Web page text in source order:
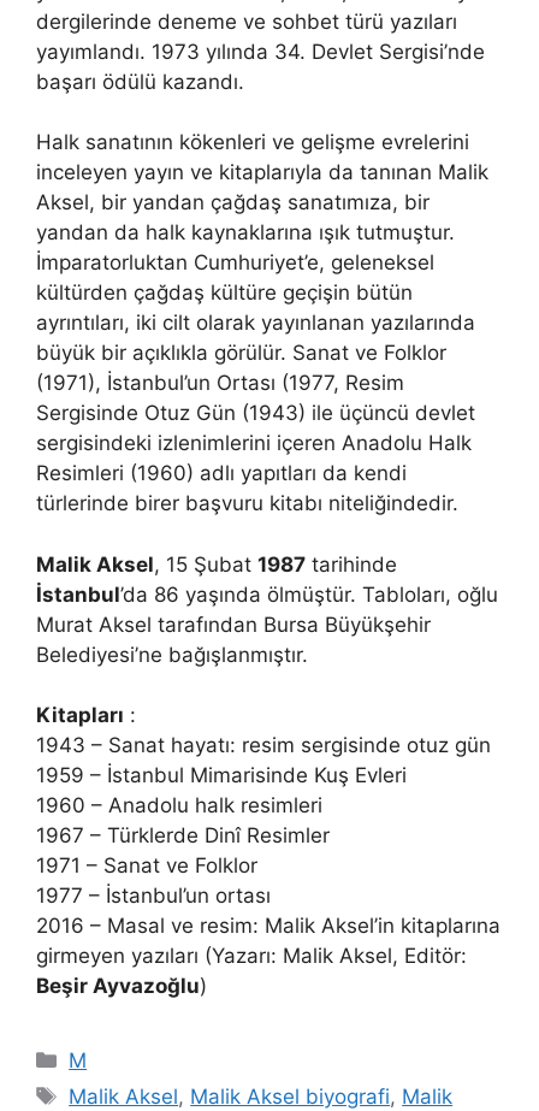
dergilerinde deneme ve sohbet türü yazıları
yayımlandı. 1973 yılında 34. Devlet Sergisi’nde
başarı ödülü kazandı.
Halk sanatının kökenleri ve gelişme evrelerini
inceleyen yayın ve kitaplarıyla da tanınan Malik
Aksel, bir yandan çağdaş sanatımıza, bir
yandan da halk kaynaklarına ışık tutmuştur.
İmparatorluktan Cumhuriyet’e, geleneksel
kültürden çağdaş kültüre geçişin bütün
ayrıntıları, iki cilt olarak yayınlanan yazılarında
büyük bir açıklıkla görülür. Sanat ve Folklor
(1971), İstanbul’un Ortası (1977, Resim
Sergisinde Otuz Gün (1943) ile üçüncü devlet
sergisindeki izlenimlerini içeren Anadolu Halk
Resimleri (1960) adlı yapıtları da kendi
türlerinde birer başvuru kitabı niteliğindedir.
Malik Aksel, 15 Şubat 1987 tarihinde
İstanbul’da 86 yaşında ölmüştür. Tabloları, oğlu
Murat Aksel tarafından Bursa Büyükşehir
Belediyesi’ne bağışlanmıştır.
Kitapları :
1943 – Sanat hayatı: resim sergisinde otuz gün
1959 – İstanbul Mimarisinde Kuş Evleri
1960 – Anadolu halk resimleri
1967 – Türklerde Dinî Resimler
1971 – Sanat ve Folklor
1977 – İstanbul’un ortası
2016 – Masal ve resim: Malik Aksel’in kitaplarına
girmeyen yazıları (Yazarı: Malik Aksel, Editör:
Beşir Ayvazoğlu)
Kategoriler
M
Etiketler
Malik Aksel, Malik Aksel biyografi, Malik